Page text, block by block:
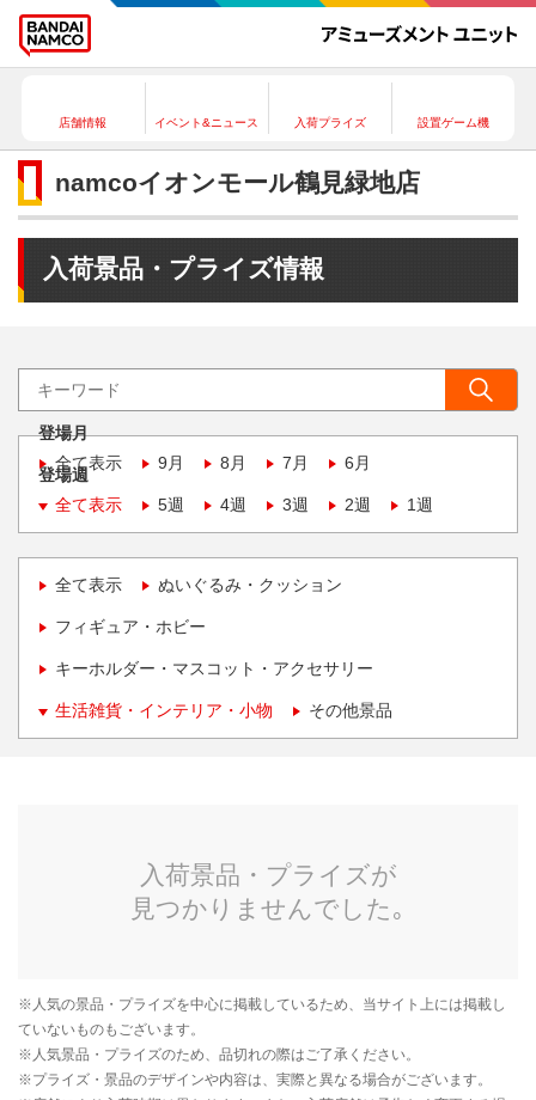
店舗情報 イベント&ニュース 入荷プライズ 設置ゲーム機
namcoイオンモール鶴見緑地店
入荷景品・プライズ情報
登場月
全て表示
9月 8月 7月 6月
登場週
全て表示
5週 4週 3週 2週 1週
全て表示 ぬいぐるみ・クッション
フィギュア・ホビー
キーホルダー・マスコット・アクセサリー
生活雑貨・インテリア・小物 その他景品